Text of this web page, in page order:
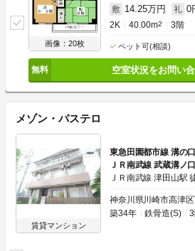
画像：20枚
敷 14.25万円 礼 0
2K 40.00m2 3階
ペット可(相談)
空室状況をお問い
メゾン・パステロ
賃貸マンション
東急田園都市線 溝の
ＪＲ南武線 武蔵溝ノ
ＪＲ南武線 津田山駅
神奈川県川崎市高津
築34年
鉄骨造(S)